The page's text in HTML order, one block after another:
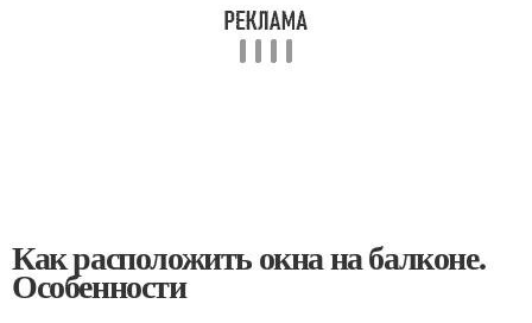
Как расположить окна на балконе.
Особенности